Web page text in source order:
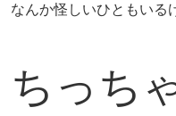
なんか怪しいひともいる
ちっち